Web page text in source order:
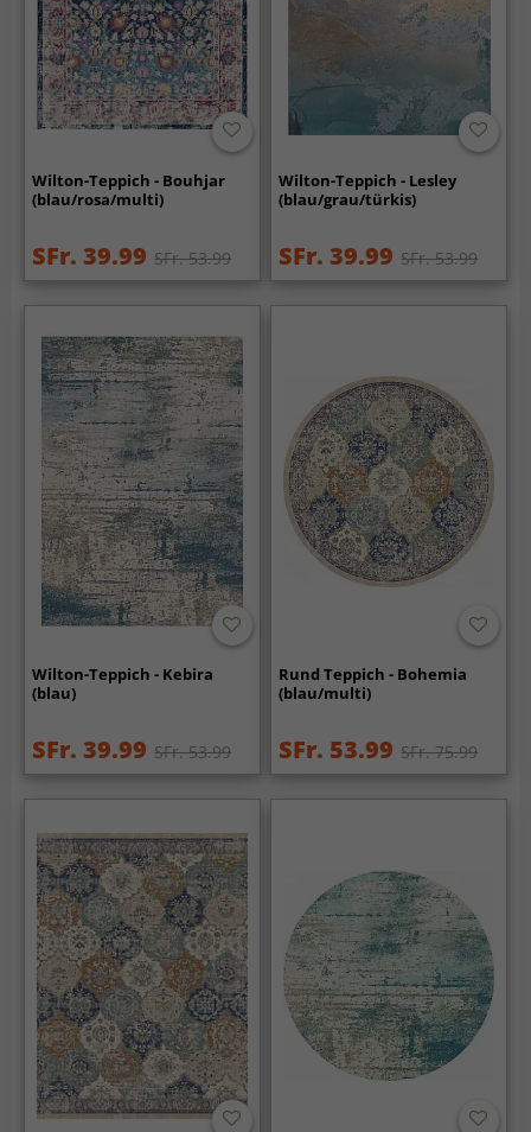
Wilton-Teppich - Bouhjar
(blau/rosa/multi)
SFr. 39.99 SFr. 53.99
Wilton-Teppich - Lesley
(blau/grau/türkis)
SFr. 39.99 SFr. 53.99
Wilton-Teppich - Kebira
(blau)
SFr. 39.99 SFr. 53.99
Rund Teppich - Bohemia
(blau/multi)
SFr. 53.99 SFr. 75.99